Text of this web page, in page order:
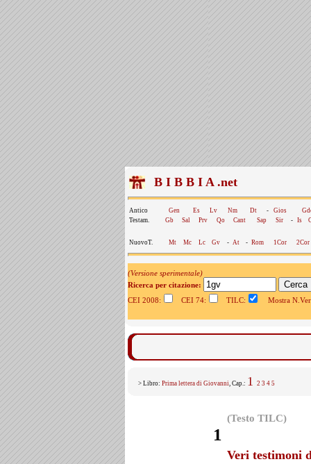
B I B B I A .net
Antico Gen Es Lv Nm Dt - Gios
Testam.
Gb Sal Prv Qo Cant Sap Sir - Is
NuovoT. Mt Mc Lc Gv - At - Rom 1Cor 2Cor
(Versione sperimentale)
Ricerca per citazione:
CEI 2008:
CEI 74: TILC: Mostra
> Libro: Prima lettera di Giovanni, Cap.: 1 2 3 4 5
(Testo TILC)
1
Veri testimoni